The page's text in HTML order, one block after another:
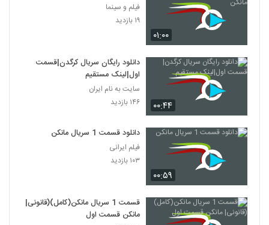
۰۱:۰۰
فیلم و سینما
۱۹ بازدید
۰۰:۴۴
دانلود رایگان سریال کرگدن|قسمت
اول|لینک مستقیم
سایت به نام ایران
۱۴۶ بازدید
۰۰:۵۹
دانلود قسمت 1 سریال مانکن
فیلم ایرانی
۱۰۳ بازدید
قسمت 1 سریال مانکن(کامل)(قانونی|
مانکن قسمت اول